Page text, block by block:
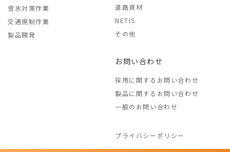
雪氷対策作業
交通規制作業
製品開発
道路資材
NETIS
その他
お問い合わせ
採用に関するお問い合わせ
製品に関するお問い合わせ
一般のお問い合わせ
プライバシーポリシー